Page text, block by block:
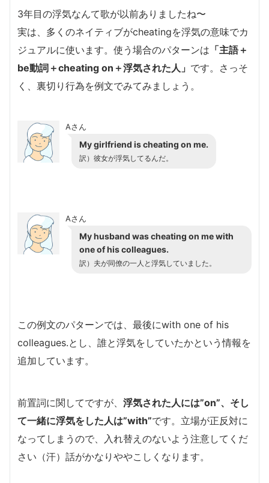
3年目の浮気なんて歌が以前ありましたね〜
実は、多くのネイティブがcheatingを浮気の意味でカ
ジュアルに使います。使う場合のパターンは 「主語＋
be動詞＋cheating on＋浮気された人」 です。さっそ
く、裏切り行為を例文でみてみましょう。
Aさん
My girlfriend is cheating on me.
訳）彼女が浮気してるんだ。
Aさん
My husband was cheating on me with
one of his colleagues.
訳）夫が同僚の一人と浮気していました。
この例文のパターンでは、最後にwith one of his
colleagues.とし、誰と浮気をしていたかという情報を
追加しています。
前置詞に関してですが、 浮気された人には”on”、そし
て一緒に浮気をした人は”with”です。立場が正反対に
なってしまうので、入れ替えのないよう注意してくだ
さい（汗）話がかなりややこしくなります。